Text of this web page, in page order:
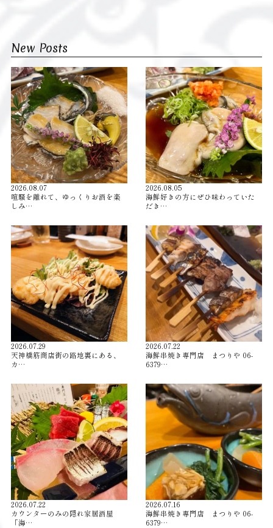
New Posts
2026.08.07
喧騒を離れて、ゆっくりお酒を楽
しみ…
2026.08.05
海鮮好きの方にぜひ味わっていた
だき…
2026.07.29
天神橋筋商店街の路地裏にある、
カ…
2026.07.22
海鮮串焼き専門店 まつりや 06-
6379…
2026.07.22
カウンターのみの隠れ家居酒屋
「海…
2026.07.16
海鮮串焼き専門店 まつりや 06-
6379…